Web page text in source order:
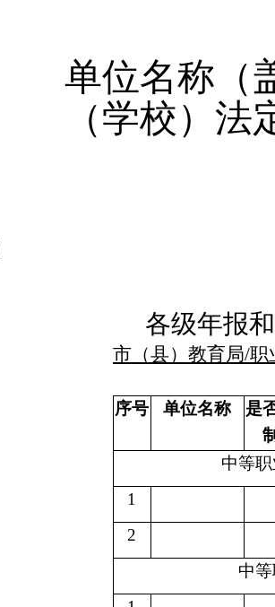
单位名称（
（学校）
各级年报
市（县）教育局/职
序号 单位名称
是
中等
1
2
中